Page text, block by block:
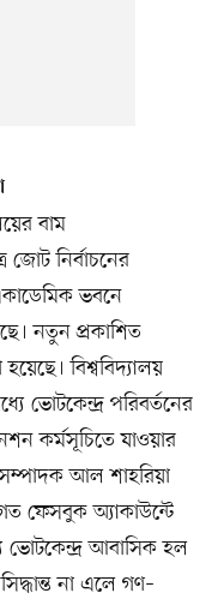
বাম
জোট নির্বাচনের
ভবনে
নতুন প্রকাশিত
বিশ্ববিদ্যালয়
ভোটকেন্দ্র পরিবর্তনের
কর্মসূচিতে যাওয়ার
সম্পাদক আল শাহরিয়া
ফেসবুক অ্যাকাউন্টে
ভোটকেন্দ্র আবাসিক হল
না এলে গণ–